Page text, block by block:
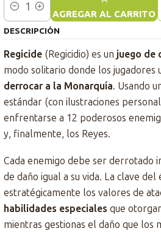
Cantidad AGREGAR AL CARRITO
DESCRIPCIÓN
Regicide (Regicidio) es un juego de
modo solitario donde los jugadores
derrocar a la Monarquía. Usando
estándar (con ilustraciones
enfrentarse a 12 poderosos
y, finalmente, los Reyes.
Cada enemigo debe ser derrotado
de daño igual a su vida. La clave
estratégicamente los valores de
habilidades especiales que
mientras gestionas el daño que los